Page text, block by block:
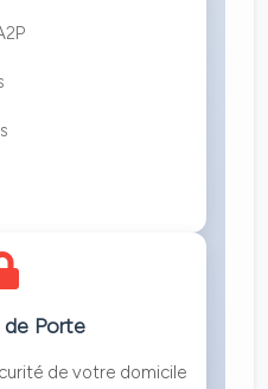
de Porte
de votre domicile